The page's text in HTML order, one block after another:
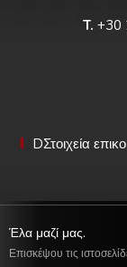
T. +30
DΣτοιχεία
Έλα μαζί μας.
Επισκέψου τις